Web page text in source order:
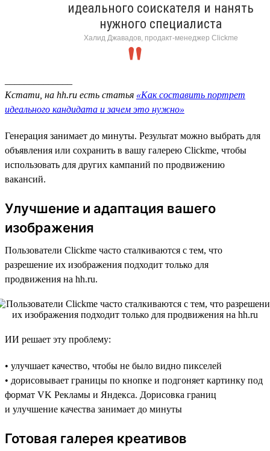
идеального соискателя и нанять
нужного специалиста
Халид Джавадов, продакт-менеджер Clickme
Кстати, на hh.ru есть статья «Как составить портрет
идеального кандидата и зачем это нужно»
Генерация занимает до минуты. Результат можно выбрать для
объявления или сохранить в вашу галерею Clickme, чтобы
использовать для других кампаний по продвижению
вакансий.
Улучшение и адаптация вашего
изображения
Пользователи Clickme часто сталкиваются с тем, что
разрешение их изображения подходит только для
продвижения на hh.ru.
ИИ решает эту проблему:
• улучшает качество, чтобы не было видно пикселей
• дорисовывает границы по кнопке и подгоняет картинку под
формат VK Рекламы и Яндекса. Дорисовка границ
и улучшение качества занимает до минуты
Готовая галерея креативов